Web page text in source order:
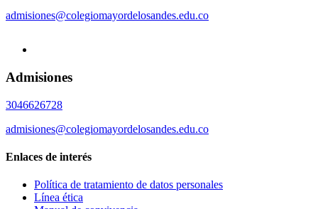
admisiones@colegiomayordelosandes.edu.co
Admisiones
3046626728
admisiones@colegiomayordelosandes.edu.co
Enlaces de interés
Política de tratamiento de datos personales
Línea ética